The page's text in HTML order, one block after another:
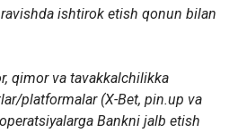
ishtirok etish qonun bilan
qimor va tavakkalchilikka
platformalar (X-Bet, pin.up va
Bankni jalb etish